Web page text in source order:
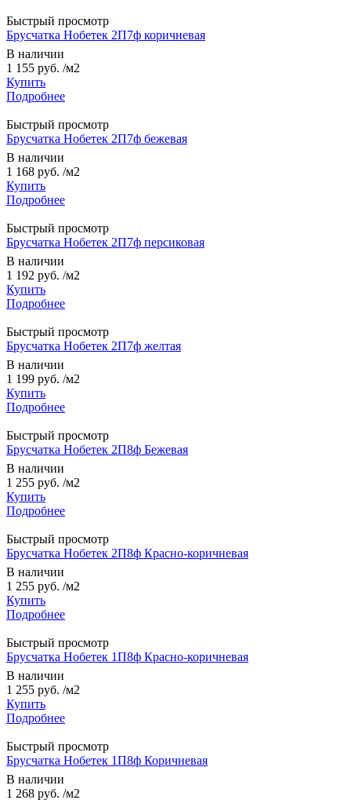
Быстрый просмотр
Брусчатка Нобетек 2П7ф коричневая
В наличии
1 155 руб. /м2
Купить
Подробнее
Быстрый просмотр
Брусчатка Нобетек 2П7ф бежевая
В наличии
1 168 руб. /м2
Купить
Подробнее
Быстрый просмотр
Брусчатка Нобетек 2П7ф персиковая
В наличии
1 192 руб. /м2
Купить
Подробнее
Быстрый просмотр
Брусчатка Нобетек 2П7ф желтая
В наличии
1 199 руб. /м2
Купить
Подробнее
Быстрый просмотр
Брусчатка Нобетек 2П8ф Бежевая
В наличии
1 255 руб. /м2
Купить
Подробнее
Быстрый просмотр
Брусчатка Нобетек 2П8ф Красно-коричневая
В наличии
1 255 руб. /м2
Купить
Подробнее
Быстрый просмотр
Брусчатка Нобетек 1П8ф Красно-коричневая
В наличии
1 255 руб. /м2
Купить
Подробнее
Быстрый просмотр
Брусчатка Нобетек 1П8ф Коричневая
В наличии
1 268 руб. /м2